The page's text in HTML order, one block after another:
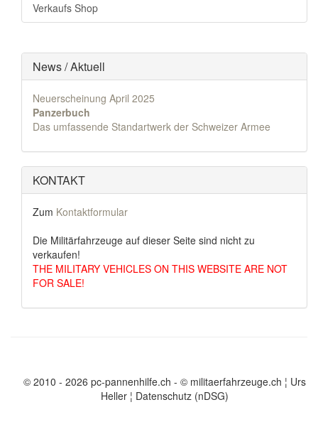
Verkaufs Shop
News / Aktuell
Neuerscheinung April 2025
Panzerbuch
Das umfassende Standartwerk der Schweizer Armee
KONTAKT
Zum Kontaktformular
Die Militärfahrzeuge auf dieser Seite sind nicht zu
verkaufen!
THE MILITARY VEHICLES ON THIS WEBSITE ARE NOT
FOR SALE!
© 2010 - 2026 pc-pannenhilfe.ch - © militaerfahrzeuge.ch ¦ Urs
Heller ¦ Datenschutz (nDSG)